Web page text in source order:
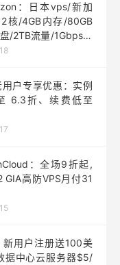
：日本vps/新加
核/4GB内存/80GB
/2TB流量/1Gbps端
用户专享优惠：实例
6.3折、续费低至
：全场9折起,
GIA高防VPS月付31
新用户注册送100美
据中心云服务器$5/